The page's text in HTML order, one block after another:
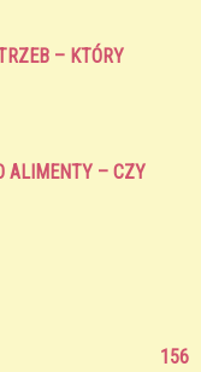
– KTÓRY
ALIMENTY – CZY
156